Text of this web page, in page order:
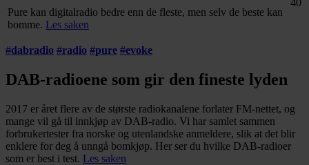
Pure kan digitalradio bedre enn de fleste, men selv de beste kan
bomme. Les saken
40
#dabradio #radio #pure #evoke
DAB-radioene som gir den fineste lyden
2017 er året flere av de største radiokanalene forlater FM-nettet, og
mange vil gå til innkjøp av DAB-radio. Vi har samlet sammen
forbrukertester fra norske og utenlandske anmeldere, slik at det blir
enklere for deg å unngå bomkjøp. Her ser du hvilke DAB-radioer
som er best i test. Les saken